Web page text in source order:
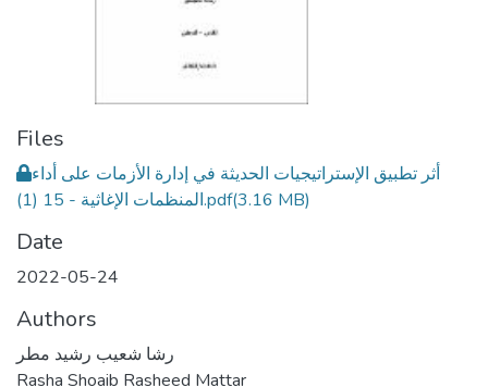
Files
أثر تطبيق الإستراتيجيات الحديثة في إدارة الأزمات على أداء
المنظمات الإغاثية - 15 (1).pdf(3.16 MB)
Date
2022-05-24
Authors
رشا شعيب رشيد مطر
Rasha Shoaib Rasheed Mattar